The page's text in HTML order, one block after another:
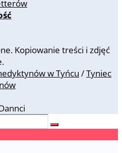
Kopiowanie treści i zdjęć
w Tyńcu /Tyniec